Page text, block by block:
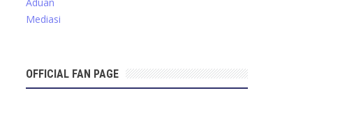
Aduan
Mediasi
OFFICIAL FAN PAGE